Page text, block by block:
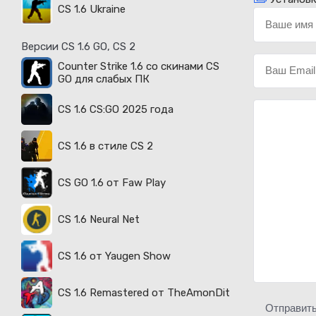
CS 1.6 Ukraine
Версии CS 1.6 GO, CS 2
Counter Strike 1.6 со скинами CS
GO для слабых ПК
CS 1.6 CS:GO 2025 года
CS 1.6 в стиле CS 2
CS GO 1.6 от Faw Play
CS 1.6 Neural Net
CS 1.6 от Yaugen Show
CS 1.6 Remastered от TheAmonDit